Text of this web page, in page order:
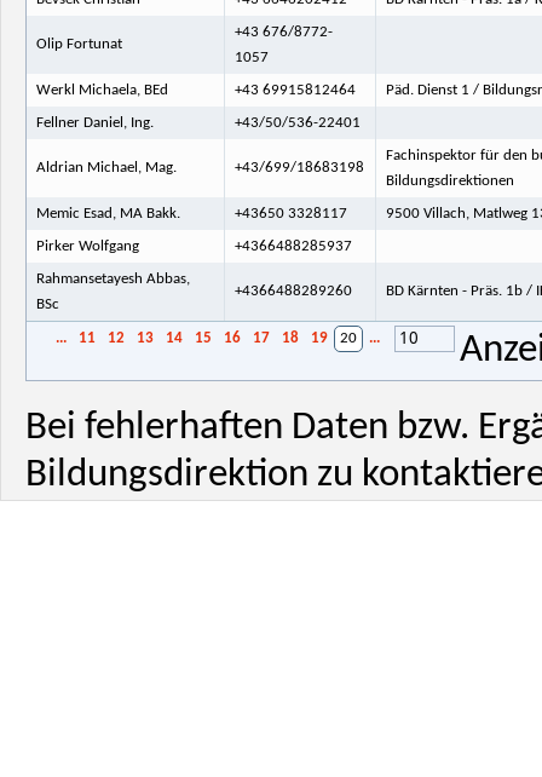
Olip Fortunat
+43 676/8772-
1057
Werkl Michaela, BEd +43 69915812464 Päd. Dienst 1 /
Fellner Daniel, Ing. +43/50/536-22401
Aldrian Michael, Mag. +43/699/18683198
Fachinspektor für den
Bildungsdirektionen
Memic Esad, MA Bakk. +43650 3328117 9500 Villach, Matlweg
Pirker Wolfgang +4366488285937
Rahmansetayesh Abbas,
BSc
+4366488289260 BD Kärnten - Präs. 1b /
... 11 12 13 14 15 16 17 18 19 20 ... 10
Bei fehlerhaften Daten bzw.
Bildungsdirektion zu